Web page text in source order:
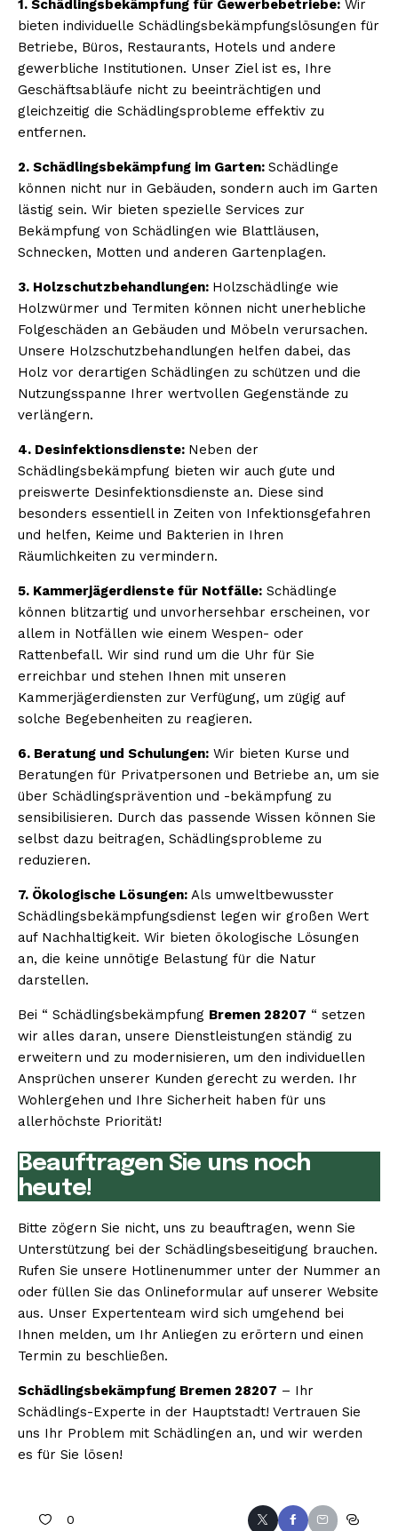
1. Schädlingsbekämpfung für Gewerbebetriebe: Wir
bieten individuelle Schädlingsbekämpfungslösungen für
Betriebe, Büros, Restaurants, Hotels und andere
gewerbliche Institutionen. Unser Ziel ist es, Ihre
Geschäftsabläufe nicht zu beeinträchtigen und
gleichzeitig die Schädlingsprobleme effektiv zu
entfernen.
2. Schädlingsbekämpfung im Garten: Schädlinge
können nicht nur in Gebäuden, sondern auch im Garten
lästig sein. Wir bieten spezielle Services zur
Bekämpfung von Schädlingen wie Blattläusen,
Schnecken, Motten und anderen Gartenplagen.
3. Holzschutzbehandlungen: Holzschädlinge wie
Holzwürmer und Termiten können nicht unerhebliche
Folgeschäden an Gebäuden und Möbeln verursachen.
Unsere Holzschutzbehandlungen helfen dabei, das
Holz vor derartigen Schädlingen zu schützen und die
Nutzungsspanne Ihrer wertvollen Gegenstände zu
verlängern.
4. Desinfektionsdienste: Neben der
Schädlingsbekämpfung bieten wir auch gute und
preiswerte Desinfektionsdienste an. Diese sind
besonders essentiell in Zeiten von Infektionsgefahren
und helfen, Keime und Bakterien in Ihren
Räumlichkeiten zu vermindern.
5. Kammerjägerdienste für Notfälle: Schädlinge
können blitzartig und unvorhersehbar erscheinen, vor
allem in Notfällen wie einem Wespen- oder
Rattenbefall. Wir sind rund um die Uhr für Sie
erreichbar und stehen Ihnen mit unseren
Kammerjägerdiensten zur Verfügung, um zügig auf
solche Begebenheiten zu reagieren.
6. Beratung und Schulungen: Wir bieten Kurse und
Beratungen für Privatpersonen und Betriebe an, um sie
über Schädlingsprävention und -bekämpfung zu
sensibilisieren. Durch das passende Wissen können Sie
selbst dazu beitragen, Schädlingsprobleme zu
reduzieren.
7. Ökologische Lösungen: Als umweltbewusster
Schädlingsbekämpfungsdienst legen wir großen Wert
auf Nachhaltigkeit. Wir bieten ökologische Lösungen
an, die keine unnötige Belastung für die Natur
darstellen.
Bei “ Schädlingsbekämpfung Bremen 28207 “ setzen
wir alles daran, unsere Dienstleistungen ständig zu
erweitern und zu modernisieren, um den individuellen
Ansprüchen unserer Kunden gerecht zu werden. Ihr
Wohlergehen und Ihre Sicherheit haben für uns
allerhöchste Priorität!
Beauftragen Sie uns noch
heute!
Bitte zögern Sie nicht, uns zu beauftragen, wenn Sie
Unterstützung bei der Schädlingsbeseitigung brauchen.
Rufen Sie unsere Hotlinenummer unter der Nummer an
oder füllen Sie das Onlineformular auf unserer Website
aus. Unser Expertenteam wird sich umgehend bei
Ihnen melden, um Ihr Anliegen zu erörtern und einen
Termin zu beschließen.
Schädlingsbekämpfung Bremen 28207 – Ihr
Schädlings-Experte in der Hauptstadt! Vertrauen Sie
uns Ihr Problem mit Schädlingen an, und wir werden
es für Sie lösen!
0